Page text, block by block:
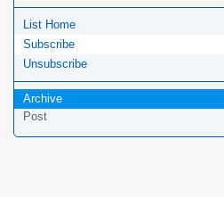
List Home
Subscribe
Unsubscribe
Archive
Post